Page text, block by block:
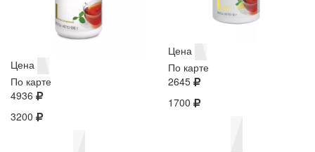
Цена
По карте
4936
3200
Цена
По карте
2645
1700